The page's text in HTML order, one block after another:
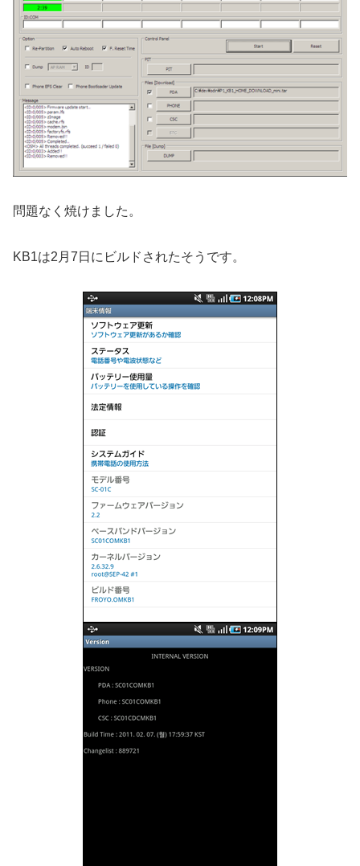
問題なく焼けました。
KB1は2月7日にビルドされたそうです。